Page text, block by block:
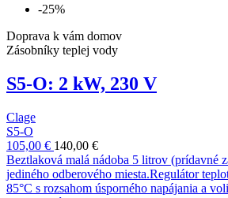
-25%
Doprava k vám domov
Zásobníky teplej vody
S5-O: 2 kW, 230 V
Clage
S5-O
105,00 € 140,00 €
Beztlaková malá nádoba 5 litrov (prídavné
jediného odberového miesta.Regulátor
85°C s rozsahom úsporného napájania a